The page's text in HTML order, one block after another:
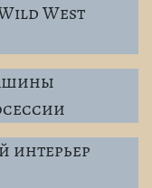
West
интерьер